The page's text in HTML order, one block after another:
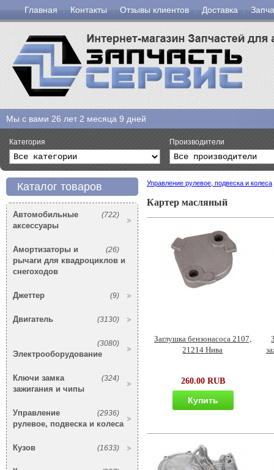
Главная Контакты Отзывы клиентов Доставка
Мы с вами 26 лет 2 месяца 9 дней
Категория Производители
Каталог товаров
(722)
Автомобильные
аксессуары
(26)
Амортизаторы и
рычаги для квадроциклов и
снегоходов
(9)
Джеттер
(3130)
Двигатель
(3080)
Электрооборудование
(324)
Ключи замка
зажигания и чипы
(2936)
Управление
рулевое, подвеска и колеса
(1633)
Кузов
Управление рулевое, подвеска и колеса
Картер масляный
Заглушка бензонасоса 2107,
21214 Нива
260.00 RUB
Купить